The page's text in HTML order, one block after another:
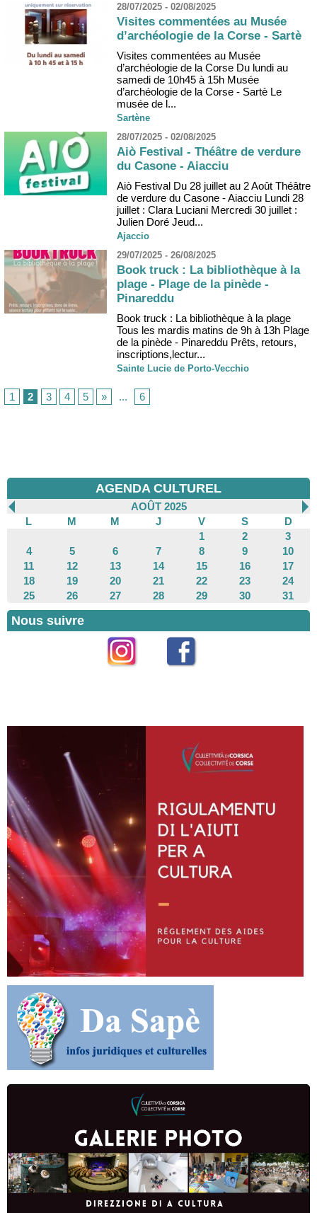
28/07/2025 - 02/08/2025
Visites commentées au Musée
d’archéologie de la Corse - Sartè
Visites commentées au Musée
d’archéologie de la Corse Du lundi au
samedi de 10h45 à 15h Musée
d’archéologie de la Corse - Sartè Le
musée de l...
Sartène
28/07/2025 - 02/08/2025
Aiò Festival - Théâtre de verdure
du Casone - Aiacciu
Aiò Festival Du 28 juillet au 2 Août Théâtre
de verdure du Casone - Aiacciu Lundi 28
juillet : Clara Luciani Mercredi 30 juillet :
Julien Doré Jeud...
Ajaccio
29/07/2025 - 26/08/2025
Book truck : La bibliothèque à la
plage - Plage de la pinède -
Pinareddu
Book truck : La bibliothèque à la plage
Tous les mardis matins de 9h à 13h Plage
de la pinède - Pinareddu Prêts, retours,
inscriptions,lectur...
Sainte Lucie de Porto-Vecchio
1 2 3 4 5 » ... 6
AGENDA CULTUREL
AOÛT 2025
L
M M J V S
D
1
2
3
4
5 6 7 8 9
10
11
12 13 14 15 16
17
18
19 20 21 22 23
24
25
26 27 28 29 30 31
Nous suivre